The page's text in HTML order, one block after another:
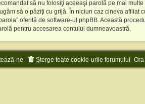
să nu folosiţi aceeaşi parolă pe mai
să o păziţi cu grijă. În niciun caz cineva afiliat
oferită de software-ul phpBB. Această
pentru accesarea contului dumneavoastră.
Şterge toate cookie-urile forumului
ne